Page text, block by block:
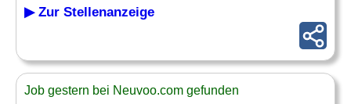
▶ Zur Stellenanzeige
Job gestern bei Neuvoo.com gefunden